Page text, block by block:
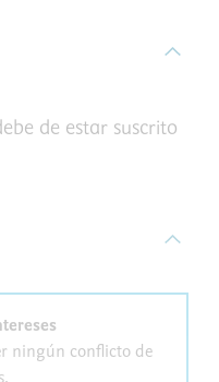
de estar suscrito
ningún conflicto de